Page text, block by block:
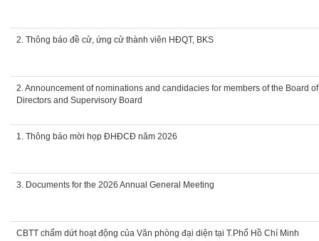
2. Thông báo đề cử, ứng cử thành viên HĐQT, BKS
2. Announcement of nominations and candidacies for members of the Board of
Directors and Supervisory Board
1. Thông báo mời họp ĐHĐCĐ năm 2026
3. Documents for the 2026 Annual General Meeting
CBTT chấm dứt hoạt động của Văn phòng đại diện tại T.Phố Hồ Chí Minh